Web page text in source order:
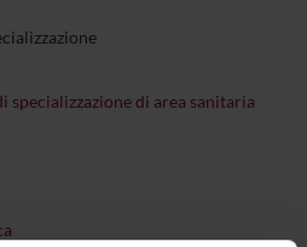
specializzazione di area sanitaria